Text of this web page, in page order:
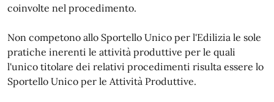
coinvolte nel procedimento.
Non competono allo Sportello Unico per l'Edilizia le sole
pratiche inerenti le attività produttive per le quali
l'unico titolare dei relativi procedimenti risulta essere lo
Sportello Unico per le Attività Produttive.